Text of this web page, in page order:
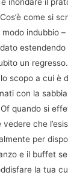
come si
indubbio
un
scopo a cui è
con la
quando si
che
per
e il buffet
la tua